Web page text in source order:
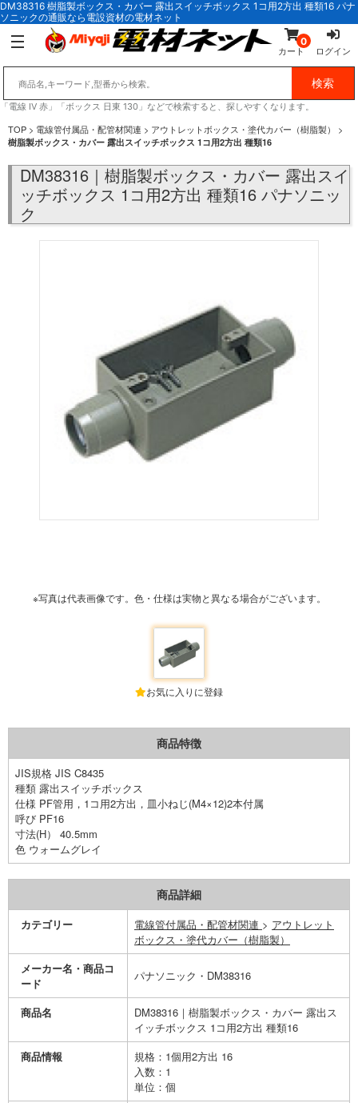
DM38316 樹脂製ボックス・カバー 露出スイッチボックス 1コ用2方出 種類16 パナ
ソニックの通販なら電設資材の電材ネット
0
カート ログイン
「電線 IV 赤」「ボックス 日東 130」などで検索すると、探しやすくなります。
TOP > 電線管付属品・配管材関連 > アウトレットボックス・塗代カバー（樹脂製） >
樹脂製ボックス・カバー 露出スイッチボックス 1コ用2方出 種類16
DM38316｜樹脂製ボックス・カバー 露出スイ
ッチボックス 1コ用2方出 種類16 パナソニッ
ク
※写真は代表画像です。色・仕様は実物と異なる場合がございます。
お気に入りに登録
商品特徴
JIS規格 JIS C8435
種類 露出スイッチボックス
仕様 PF管用，1コ用2方出，皿小ねじ(M4×12)2本付属
呼び PF16
寸法(H） 40.5mm
色 ウォームグレイ
商品詳細
カテゴリー 電線管付属品・配管材関連 > アウトレット
ボックス・塗代カバー（樹脂製）
メーカー名・商品コ
ード
パナソニック・DM38316
商品名
DM38316｜樹脂製ボックス・カバー 露出ス
イッチボックス 1コ用2方出 種類16
商品情報
規格：1個用2方出 16
入数：1
単位：個